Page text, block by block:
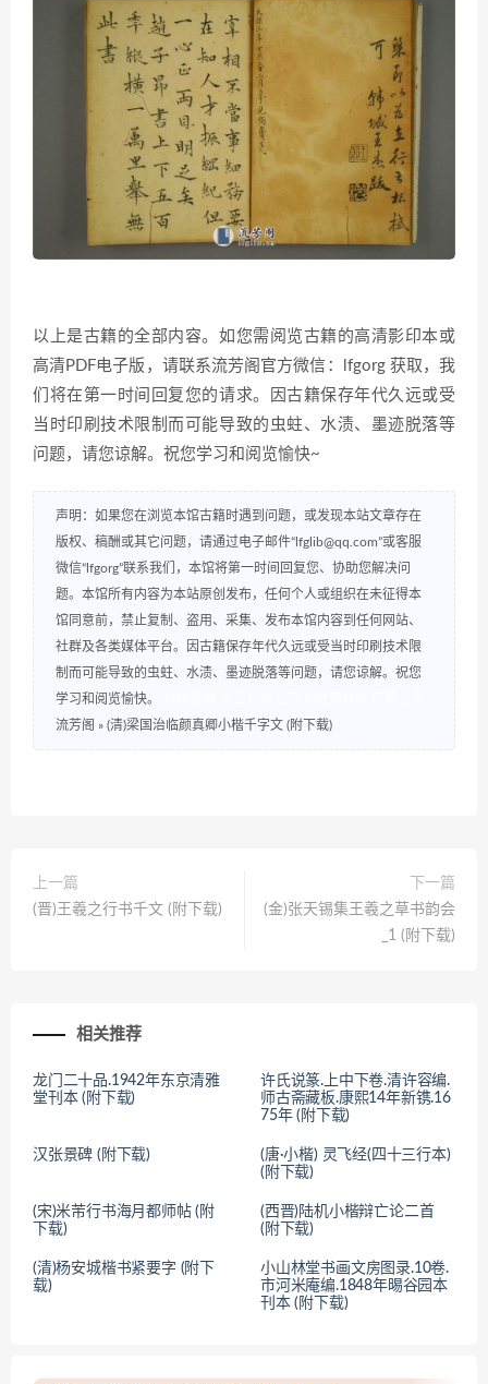
以上是古籍的全部内容。如您需阅览古籍的高清影印本或
高清PDF电子版，请联系流芳阁官方微信：lfgorg 获取，我
们将在第一时间回复您的请求。因古籍保存年代久远或受
当时印刷技术限制而可能导致的虫蛀、水渍、墨迹脱落等
问题，请您谅解。祝您学习和阅览愉快~
声明：如果您在浏览本馆古籍时遇到问题，或发现本站文章存在
版权、稿酬或其它问题，请通过电子邮件“lfglib@qq.com”或客服
微信“lfgorg”联系我们，本馆将第一时间回复您、协助您解决问
题。本馆所有内容为本站原创发布，任何个人或组织在未征得本
馆同意前，禁止复制、盗用、采集、发布本馆内容到任何网站、
社群及各类媒体平台。因古籍保存年代久远或受当时印刷技术限
制而可能导致的虫蛀、水渍、墨迹脱落等问题，请您谅解。祝您
学习和阅览愉快。
流芳阁 » (清)梁国治临颜真卿小楷千字文 (附下载)
上一篇
(晋)王羲之行书千文 (附下载)
下一篇
(金)张天锡集王羲之草书韵会
_1 (附下载)
相关推荐
龙门二十品.1942年东京清雅
堂刊本 (附下载)
许氏说篆.上中下卷.清许容编.
师古斋藏板.康熙14年新镌.16
75年 (附下载)
汉张景碑 (附下载)
(唐·小楷) 灵飞经(四十三行本)
(附下载)
(宋)米芾行书海月都师帖 (附
下载)
(西晋)陆机小楷辩亡论二首
(附下载)
(清)杨安城楷书紧要字 (附下
载)
小山林堂书画文房图录.10卷.
市河米庵编.1848年晹谷园本
刊本 (附下载)